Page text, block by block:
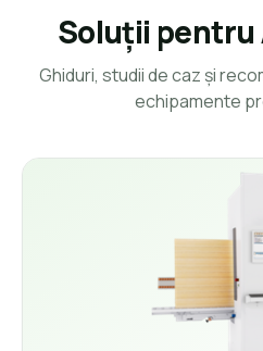
Soluții pentru
Ghiduri, studii de caz și
echipamente